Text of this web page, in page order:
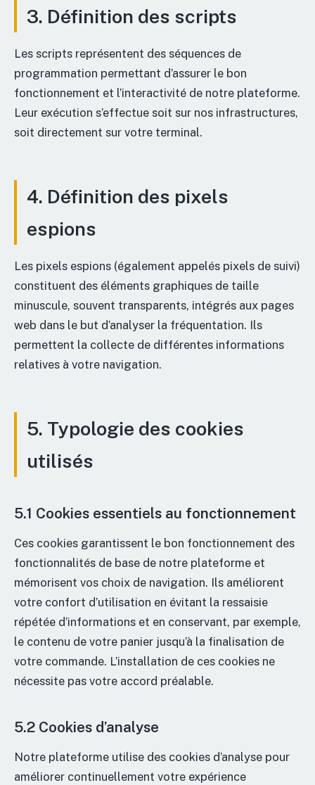
3. Définition des scripts
Les scripts représentent des séquences de
programmation permettant d’assurer le bon
fonctionnement et l’interactivité de notre plateforme.
Leur exécution s’effectue soit sur nos infrastructures,
soit directement sur votre terminal.
4. Définition des pixels
espions
Les pixels espions (également appelés pixels de suivi)
constituent des éléments graphiques de taille
minuscule, souvent transparents, intégrés aux pages
web dans le but d’analyser la fréquentation. Ils
permettent la collecte de différentes informations
relatives à votre navigation.
5. Typologie des cookies
utilisés
5.1 Cookies essentiels au fonctionnement
Ces cookies garantissent le bon fonctionnement des
fonctionnalités de base de notre plateforme et
mémorisent vos choix de navigation. Ils améliorent
votre confort d’utilisation en évitant la ressaisie
répétée d’informations et en conservant, par exemple,
le contenu de votre panier jusqu’à la finalisation de
votre commande. L’installation de ces cookies ne
nécessite pas votre accord préalable.
5.2 Cookies d’analyse
Notre plateforme utilise des cookies d’analyse pour
améliorer continuellement votre expérience